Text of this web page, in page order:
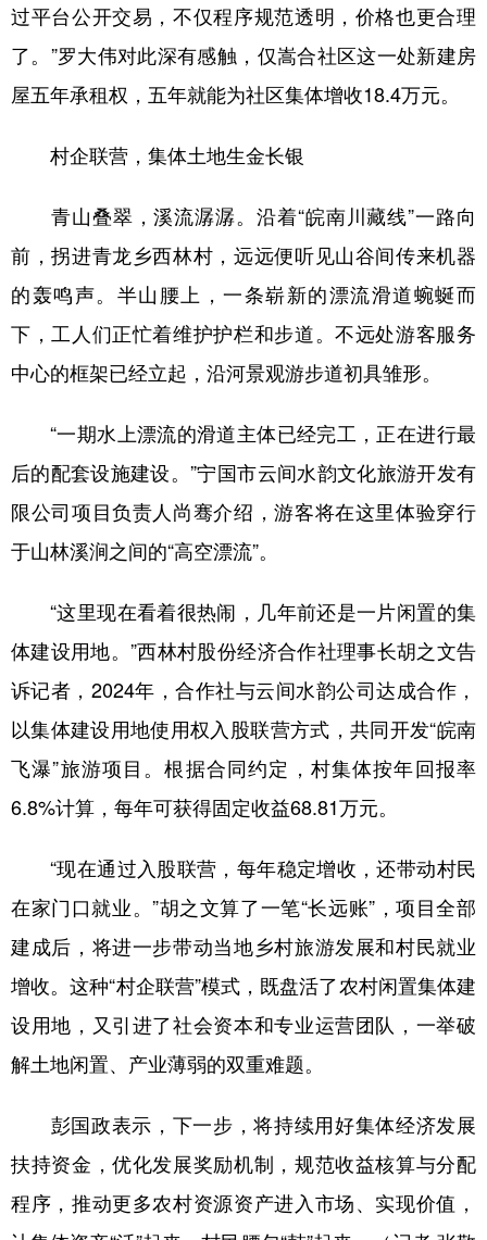
过平台公开交易，不仅程序规范透明，价格也更合理
了。”罗大伟对此深有感触，仅嵩合社区这一处新建房
屋五年承租权，五年就能为社区集体增收18.4万元。
村企联营，集体土地生金长银
青山叠翠，溪流潺潺。沿着“皖南川藏线”一路向
前，拐进青龙乡西林村，远远便听见山谷间传来机器
的轰鸣声。半山腰上，一条崭新的漂流滑道蜿蜒而
下，工人们正忙着维护护栏和步道。不远处游客服务
中心的框架已经立起，沿河景观游步道初具雏形。
“一期水上漂流的滑道主体已经完工，正在进行最
后的配套设施建设。”宁国市云间水韵文化旅游开发有
限公司项目负责人尚骞介绍，游客将在这里体验穿行
于山林溪涧之间的“高空漂流”。
“这里现在看着很热闹，几年前还是一片闲置的集
体建设用地。”西林村股份经济合作社理事长胡之文告
诉记者，2024年，合作社与云间水韵公司达成合作，
以集体建设用地使用权入股联营方式，共同开发“皖南
飞瀑”旅游项目。根据合同约定，村集体按年回报率
6.8%计算，每年可获得固定收益68.81万元。
“现在通过入股联营，每年稳定增收，还带动村民
在家门口就业。”胡之文算了一笔“长远账”，项目全部
建成后，将进一步带动当地乡村旅游发展和村民就业
增收。这种“村企联营”模式，既盘活了农村闲置集体建
设用地，又引进了社会资本和专业运营团队，一举破
解土地闲置、产业薄弱的双重难题。
彭国政表示，下一步，将持续用好集体经济发展
扶持资金，优化发展奖励机制，规范收益核算与分配
程序，推动更多农村资源资产进入市场、实现价值，